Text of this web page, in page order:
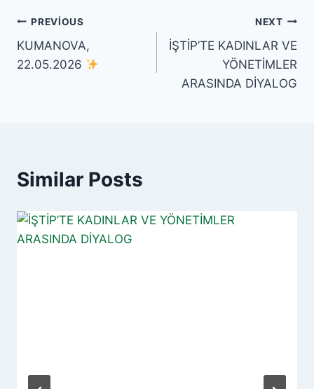
Yazı
gezinmesi
PREVIOUS
KUMANOVA,
22.05.2026
NEXT
İŞTİP’TE KADINLAR VE
YÖNETİMLER
ARASINDA DİYALOG
Similar Posts